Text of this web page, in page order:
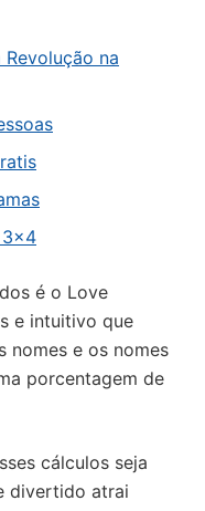
na
3×4
é o Love
e intuitivo que
nomes e os nomes
porcentagem de
cálculos seja
divertido atrai